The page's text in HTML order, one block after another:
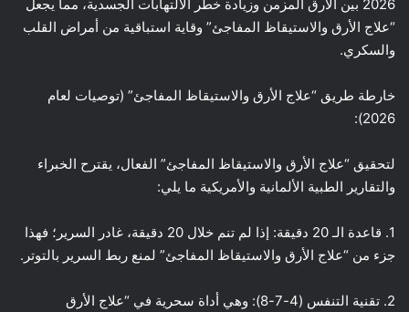
2026 بين الأرق المزمن وزيادة خطر الالتهابات الجسدية، مما يجعل
“علاج الأرق والاستيقاظ المفاجئ” وقاية استباقية من أمراض القلب
والسكري.
خارطة طريق “علاج الأرق والاستيقاظ المفاجئ” (توصيات لعام
2026):
لتحقيق “علاج الأرق والاستيقاظ المفاجئ” الفعال، يقترح الخبراء
والتقارير الطبية الألمانية والأمريكية ما يلي:
1. قاعدة الـ 20 دقيقة: إذا لم تنم خلال 20 دقيقة، غادر السرير؛ فهذا
جزء من “علاج الأرق والاستيقاظ المفاجئ” لمنع ربط السرير بالتوتر.
2. تقنية التنفس (4-7-8): وهي أداة سحرية في “علاج الأرق